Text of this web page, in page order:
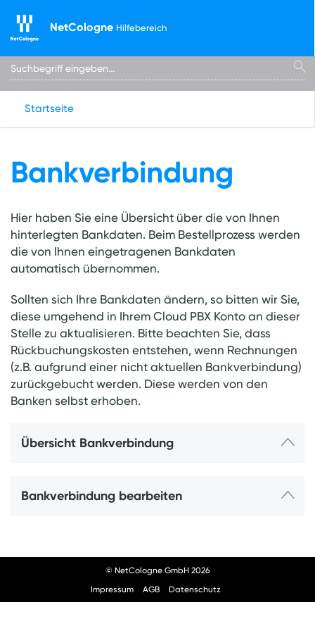
NetCologne Hilfebereich
Startseite
Bankverbindung
Hier haben Sie eine Übersicht über die von Ihnen
hinterlegten Bankdaten. Beim Bestellprozess werden
die von Ihnen eingetragenen Bankdaten
automatisch übernommen.
Sollten sich Ihre Bankdaten ändern, so bitten wir Sie,
diese umgehend in Ihrem Cloud PBX Konto an dieser
Stelle zu aktualisieren. Bitte beachten Sie, dass
Rückbuchungskosten entstehen, wenn Rechnungen
(z.B. aufgrund einer nicht aktuellen Bankverbindung)
zurückgebucht werden. Diese werden von den
Banken selbst erhoben.
Übersicht Bankverbindung
Bankverbindung bearbeiten
© NetCologne GmbH 2026
Impressum
AGB Datenschutz